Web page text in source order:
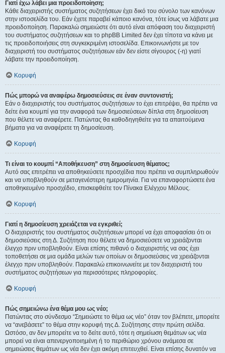
Γιατί έχω λάβει μια προειδοποίηση;
Κάθε διαχειριστής συστήματος συζητήσεων έχει δικό του σύνολο των κανόνων
στην ιστοσελίδα του. Εάν έχετε παραβεί κάποιο κανόνα, τότε ίσως να λάβατε μια
προειδοποίηση. Παρακαλώ σημειώστε ότι αυτό είναι απόφαση του διαχειριστή
του συστήματος συζητήσεων και το phpBB Limited δεν έχει τίποτα να κάνει με
τις προειδοποιήσεις στη συγκεκριμένη ιστοσελίδα. Επικοινωνήστε με τον
διαχειριστή του συστήματος συζητήσεων εάν δεν είστε σίγουρος (-η) γιατί
λάβατε την προειδοποίηση.
Κορυφή
Πώς μπορώ να αναφέρω δημοσιεύσεις σε έναν συντονιστή;
Εάν ο διαχειριστής του συστήματος συζητήσεων το έχει επιτρέψει, θα πρέπει να
δείτε ένα κουμπί για την αναφορά των δημοσιεύσεων δίπλα στη δημοσίευση
που θέλετε να αναφέρετε. Πατώντας θα καθοδηγηθείτε για τα απαιτούμενα
βήματα για να αναφέρετε τη δημοσίευση.
Κορυφή
Τι είναι το κουμπί “Αποθήκευση” στη δημοσίευση θέματος;
Αυτό σας επιτρέπει να αποθηκεύσετε προσχέδια που πρέπει να συμπληρωθούν
και να υποβληθούν σε μεταγενέστερη ημερομηνία. Για να επαναφορτώσετε ένα
αποθηκευμένο προσχέδιο, επισκεφθείτε τον Πίνακα Ελέγχου Μέλους.
Κορυφή
Γιατί η δημοσίευση χρειάζεται να εγκριθεί;
Ο διαχειριστής του συστήματος συζητήσεων μπορεί να έχει αποφασίσει ότι οι
δημοσιεύσεις στη Δ. Συζήτηση που θέλετε να δημοσιεύσετε να χρειάζονται
έλεγχο πριν υποβληθούν. Είναι επίσης πιθανό ο διαχειριστής να σας έχει
τοποθετήσει σε μια ομάδα μελών των οποίων οι δημοσιεύσεις να χρειάζονται
έλεγχο πριν υποβληθούν. Παρακαλώ επικοινωνείτε με τον διαχειριστή του
συστήματος συζητήσεων για περισσότερες πληροφορίες.
Κορυφή
Πώς σημειώνω ένα θέμα μου ως νέο;
Πατώντας στο σύνδεσμο “Σημειώστε το θέμα ως νέο” όταν τον βλέπετε, μπορείτε
να “ανεβάσετε” το θέμα στην κορυφή της Δ. Συζήτησης στην πρώτη σελίδα.
Ωστόσο, αν δεν μπορείτε να το δείτε αυτό, τότε η σημείωση θεμάτων ως νέα
μπορεί να είναι απενεργοποιημένη ή το περιθώριο χρόνου ανάμεσα σε
σημειώσεις θεμάτων ως νέα δεν έχει ακόμη επιτευχθεί. Είναι επίσης δυνατόν να